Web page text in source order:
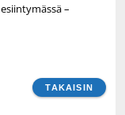
–
TAKAISIN